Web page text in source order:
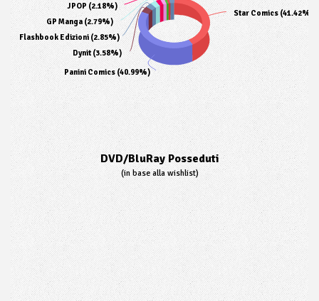
Star Comics (41.42%)
Panini Comics (40.99%)
Dynit (3.58%)
Flashbook Edizioni (2.85%)
GP Manga (2.79%)
JPOP (2.18%)
DVD/BluRay Posseduti
(in base alla wishlist)